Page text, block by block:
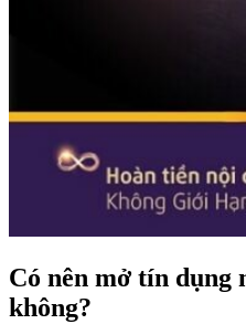
Có nên mở tín dụng
không?